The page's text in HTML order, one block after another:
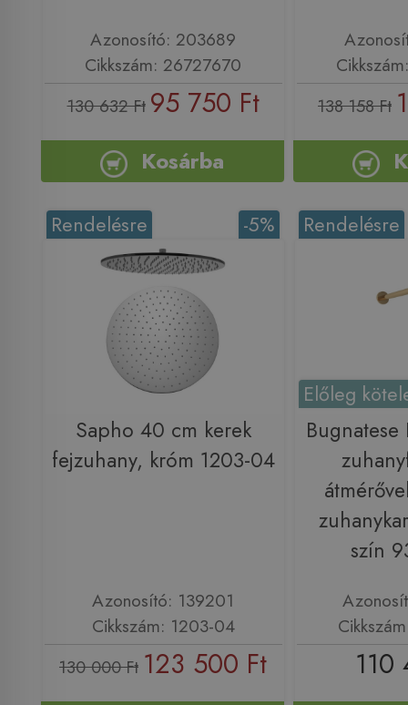
Azonosító: 203689
Cikkszám: 26727670
130 632 Ft 95 750 Ft
Kosárba
138 158 Ft
-5%
Rendelésre
Sapho 40 cm kerek
fejzuhany, króm 1203-04
Azonosító: 139201
Cikkszám: 1203-04
130 000 Ft 123 500 Ft
Rendelésre
Előleg
Bugnatese
szín
110